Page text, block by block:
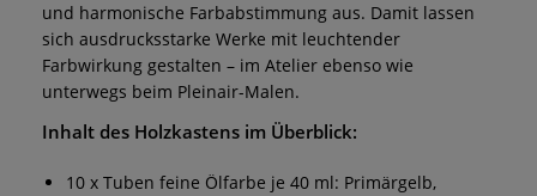
und harmonische Farbabstimmung aus. Damit lassen
sich ausdrucksstarke Werke mit leuchtender
Farbwirkung gestalten – im Atelier ebenso wie
unterwegs beim Pleinair-Malen.
Inhalt des Holzkastens im Überblick:
10 x Tuben feine Ölfarbe je 40 ml: Primärgelb,